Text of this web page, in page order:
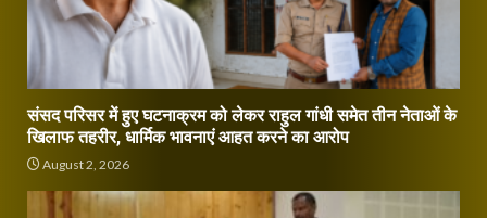
संसद परिसर में हुए घटनाक्रम को लेकर राहुल गांधी समेत तीन नेताओं के
खिलाफ तहरीर, धार्मिक भावनाएं आहत करने का आरोप
August 2, 2026